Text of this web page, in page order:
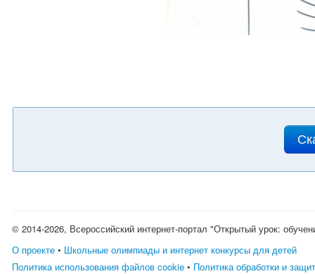
© 2014-2026, Всероссийский интернет-портал "Открытый урок:
О проекте • Школьные олимпиады и интернет конкурсы для детей
Политика использования файлов cookie • Политика обработки и